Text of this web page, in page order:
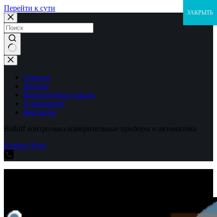
Перейти к сути
Ничего
не
найденоГлавная
Каталог
Выполненные заказы
О компании
Контакты
Balluff контрольно-измерительные приборы и автоматика
Explore Shop
ЗАКРЫТЬ